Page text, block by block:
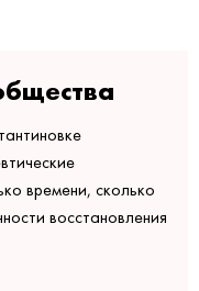
времени, сколько
восстановления